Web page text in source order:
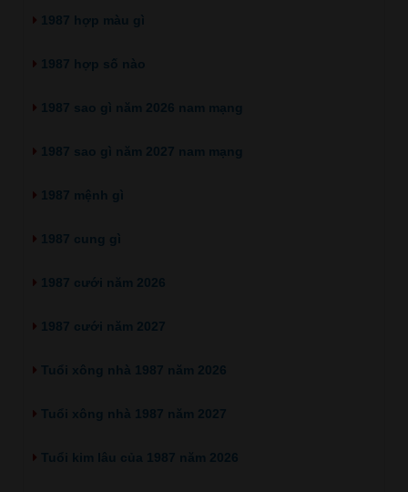
1987 hợp màu gì
1987 hợp số nào
1987 sao gì năm 2026 nam mạng
1987 sao gì năm 2027 nam mạng
1987 mệnh gì
1987 cung gì
1987 cưới năm 2026
1987 cưới năm 2027
Tuổi xông nhà 1987 năm 2026
Tuổi xông nhà 1987 năm 2027
Tuổi kim lâu của 1987 năm 2026